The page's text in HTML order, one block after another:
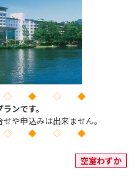
◆ ◇ ◆
ンです。
や申込みは出来ません。
◆ ◇ ◆
空室わずか